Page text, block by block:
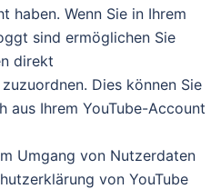
haben. Wenn Sie in Ihrem
sind ermöglichen Sie
direkt
Dies können Sie
aus Ihrem YouTube-Account
Umgang von Nutzerdaten
von YouTube